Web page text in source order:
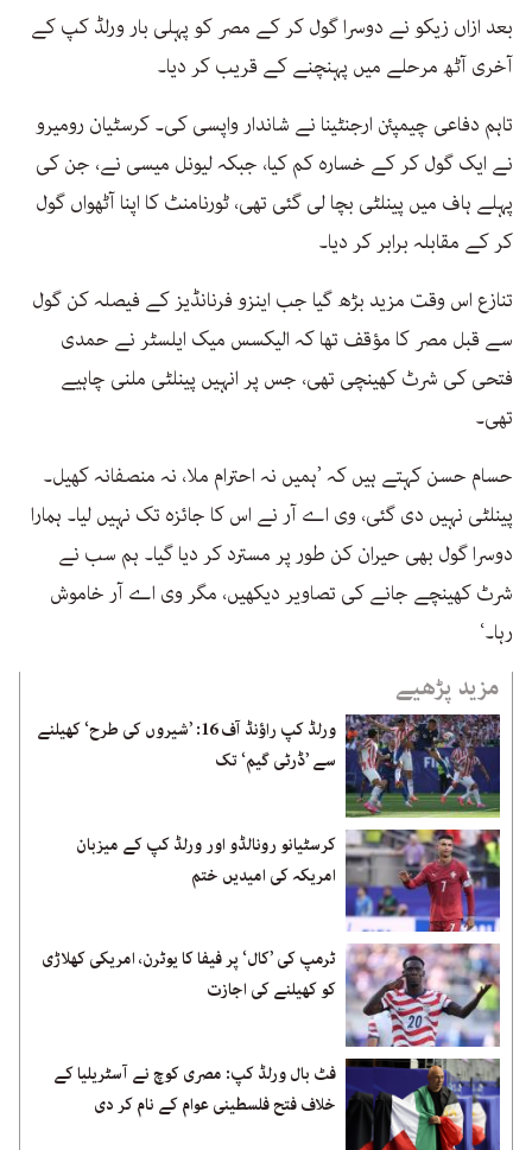
بعد ازاں زیکو نے دوسرا گول کر کے مصر کو پہلی بار ورلڈ کپ کے
آخری آٹھ مرحلے میں پہنچنے کے قریب کر دیا۔
تاہم دفاعی چیمپئن ارجنٹینا نے شاندار واپسی کی۔ کرسٹیان رومیرو
نے ایک گول کر کے خسارہ کم کیا، جبکہ لیونل میسی نے، جن کی
پہلے ہاف میں پینلٹی بچا لی گئی تھی، ٹورنامنٹ کا اپنا آٹھواں گول
کر کے مقابلہ برابر کر دیا۔
تنازع اس وقت مزید بڑھ گیا جب اینزو فرنانڈیز کے فیصلہ کن گول
سے قبل مصر کا مؤقف تھا کہ الیکسس میک ایلسٹر نے حمدی
فتحی کی شرٹ کھینچی تھی، جس پر انہیں پینلٹی ملنی چاہیے
تھی۔
حسام حسن کہتے ہیں کہ ’ہمیں نہ احترام ملا، نہ منصفانہ کھیل۔
پینلٹی نہیں دی گئی، وی اے آر نے اس کا جائزہ تک نہیں لیا۔ ہمارا
دوسرا گول بھی حیران کن طور پر مسترد کر دیا گیا۔ ہم سب نے
شرٹ کھینچے جانے کی تصاویر دیکھیں، مگر وی اے آر خاموش
رہا۔‘
مزید پڑھیے
ورلڈ کپ راؤنڈ آف 16: ’شیروں کی طرح‘ کھیلنے
سے ’ڈرٹی گیم‘ تک
کرسٹیانو رونالڈو اور ورلڈ کپ کے میزبان
امریکہ کی امیدیں ختم
ٹرمپ کی ’کال‘ پر فیفا کا یوٹرن، امریکی کھلاڑی
کو کھیلنے کی اجازت
فٹ بال ورلڈ کپ: مصری کوچ نے آسٹریلیا کے
خلاف فتح فلسطینی عوام کے نام کر دی